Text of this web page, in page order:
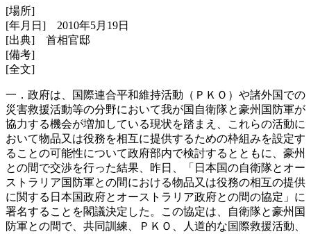
[場所]
[年月日] 2010年5月19日
[出典] 首相官邸
[備考]
[全文]
一．政府は、国際連合平和維持活動（ＰＫＯ）や諸外国での
災害救援活動等の分野において我が国自衛隊と豪州国防軍が
協力する機会が増加している現状を踏まえ、これらの活動に
おいて物品又は役務を相互に提供するための枠組みを設定す
ることの可能性について政府部内で検討するとともに、豪州
との間で交渉を行った結果、昨日、「日本国の自衛隊とオー
ストラリア国防軍との間における物品又は役務の相互の提供
に関する日本国政府とオーストラリア政府との間の協定」に
署名することを閣議決定した。この協定は、自衛隊と豪州国
防軍との間で、共同訓練、ＰＫＯ、人道的な国際救援活動、